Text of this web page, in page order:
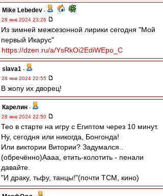
Mike Lebedev -
28 янв 2024 23:26
Из зимней межсезонной лирики сегодня "Мой
первый Икарус"
https://dzen.ru/a/YsRkOi2EdiWEpo_C
slava1 -
28 янв 2024 22:55
В жопу их дворец!
Карелин -
28 янв 2024 22:50
Тео в старте на игру с Египтом через 10 минут.
Ну, сегодня или никогда, Бонгонда!
Или виктории Витории? Задумался..
(обречённо)Аааа, етить-колотить - пенали
давайте.
"И драку, тьфу, танцы!"(почти ТСМ, кино)